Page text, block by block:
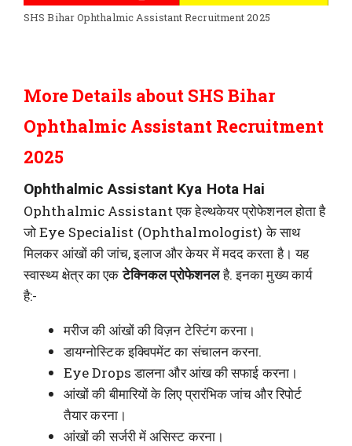
SHS Bihar Ophthalmic Assistant Recruitment 2025
More Details about SHS Bihar
Ophthalmic Assistant Recruitment
2025
Ophthalmic Assistant Kya Hota Hai
Ophthalmic Assistant एक हेल्थकेयर प्रोफेशनल होता है
जो Eye Specialist (Ophthalmologist) के साथ
मिलकर आंखों की जांच, इलाज और केयर में मदद करता है। यह
स्वास्थ्य क्षेत्र का एकटेक्निकल प्रोफेशनलहै. इनका मुख्य कार्य
है:-
मरीज की आंखों की विज़न टेस्टिंग करना।
डायग्नोस्टिक इक्विपमेंट का संचालन करना.
Eye Drops डालना और आंख की सफाई करना।
आंखों की बीमारियों के लिए प्रारंभिक जांच और रिपोर्ट
तैयार करना।
आंखों की सर्जरी में असिस्ट करना।